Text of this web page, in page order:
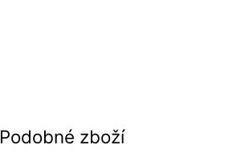
Podobné zboží